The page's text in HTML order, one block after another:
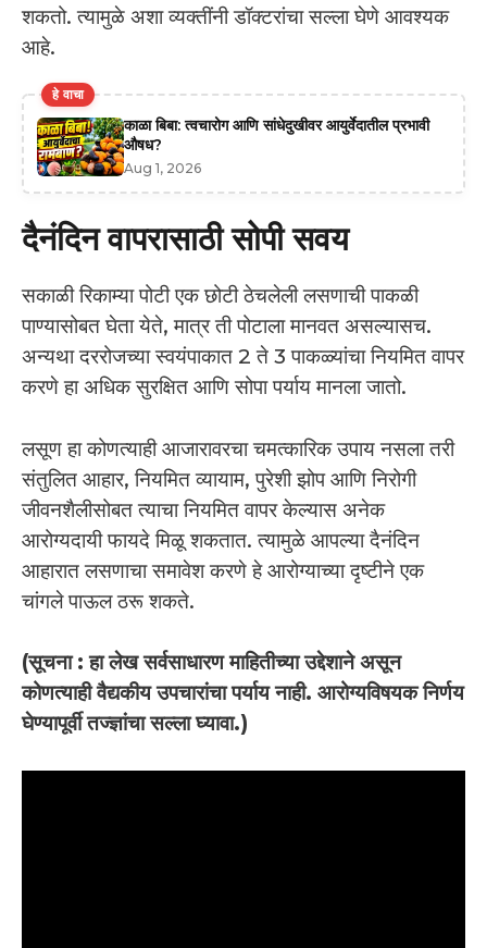
शकतो. त्यामुळे अशा व्यक्तींनी डॉक्टरांचा सल्ला घेणे आवश्यक
आहे.
हे वाचा
काळा बिबा: त्वचारोग आणि सांधेदुखीवर आयुर्वेदातील प्रभावी
औषध?
Aug 1, 2026
दैनंदिन वापरासाठी सोपी सवय
सकाळी रिकाम्या पोटी एक छोटी ठेचलेली लसणाची पाकळी
पाण्यासोबत घेता येते, मात्र ती पोटाला मानवत असल्यासच.
अन्यथा दररोजच्या स्वयंपाकात 2 ते 3 पाकळ्यांचा नियमित वापर
करणे हा अधिक सुरक्षित आणि सोपा पर्याय मानला जातो.
लसूण हा कोणत्याही आजारावरचा चमत्कारिक उपाय नसला तरी
संतुलित आहार, नियमित व्यायाम, पुरेशी झोप आणि निरोगी
जीवनशैलीसोबत त्याचा नियमित वापर केल्यास अनेक
आरोग्यदायी फायदे मिळू शकतात. त्यामुळे आपल्या दैनंदिन
आहारात लसणाचा समावेश करणे हे आरोग्याच्या दृष्टीने एक
चांगले पाऊल ठरू शकते.
(सूचना : हा लेख सर्वसाधारण माहितीच्या उद्देशाने असून
कोणत्याही वैद्यकीय उपचारांचा पर्याय नाही. आरोग्यविषयक निर्णय
घेण्यापूर्वी तज्ज्ञांचा सल्ला घ्यावा.)